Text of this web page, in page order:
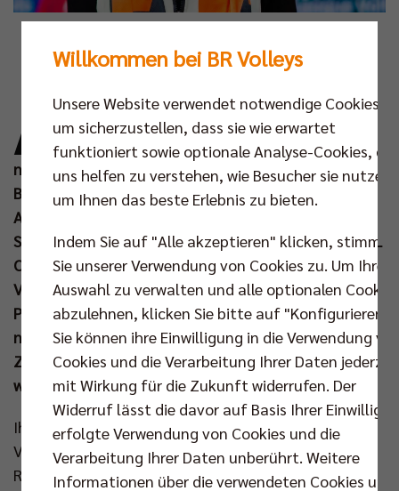
A m Samstag (11. Jan) steigt in der Max-
Schmeling-Halle das erste Berliner
Volleyball-Highlight des Jahres 2025. Nicht
nur, dass die BR Volleys um 16.30 Uhr gegen die
Baden Volleys SSC Karlsruhe aufschlagen, im
Anschluss empfängt der Berlin Brandenburger
Sportclub in der 2. Bundesliga Pro der Frauen den VfL
Oythe (19.00 Uhr). Olympia-Teilnehmerin und BR
Volleys Athletin Louisa Lippmann lässt sich die
Premiere des Doppelspieltags im Volleyballtempel
nicht entgehen und zählt damit zu den rund 5.000
Zuschauern, die zum Jahresauftakt erwartet
werden.
Ihr Engagement für den Frauensport haben die BR
Volleys zu Beginn des vergangenen Jahres in zwei
Richtungen vorangetrieben. Beide werden beim
Willkommen bei BR Volleys
Unsere Website verwendet notwendige Cookies,
um sicherzustellen, dass sie wie erwartet
funktioniert sowie optionale Analyse-Cookies, die
uns helfen zu verstehen, wie Besucher sie nutzen,
um Ihnen das beste Erlebnis zu bieten.
Indem Sie auf "Alle akzeptieren" klicken, stimmen
Sie unserer Verwendung von Cookies zu. Um Ihre
Auswahl zu verwalten und alle optionalen Cookies
abzulehnen, klicken Sie bitte auf "Konfigurieren".
Sie können ihre Einwilligung in die Verwendung
Cookies und die Verarbeitung Ihrer Daten
mit Wirkung für die Zukunft widerrufen. Der
Widerruf lässt die davor auf Basis Ihrer
erfolgte Verwendung von Cookies und die
Verarbeitung Ihrer Daten unberührt. Weitere
Informationen über die verwendeten Cookies und